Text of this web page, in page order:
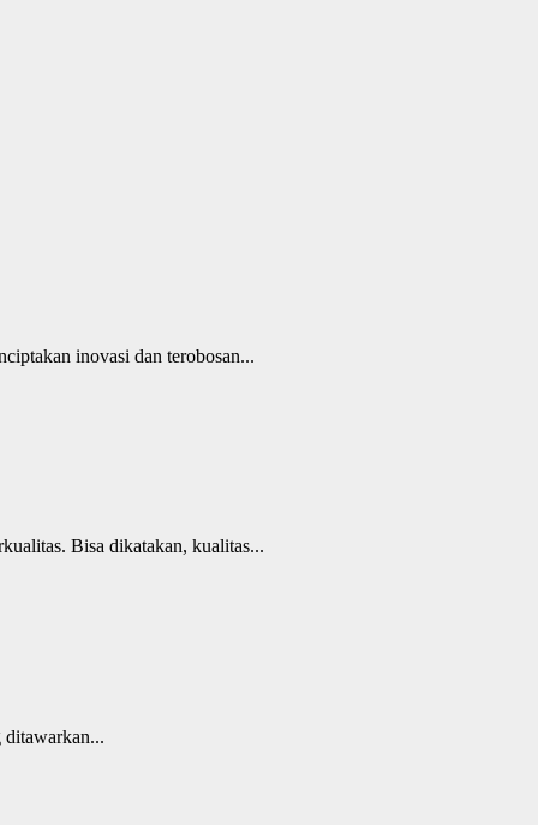
inovasi dan terobosan...
Bisa dikatakan, kualitas...
ditawarkan...